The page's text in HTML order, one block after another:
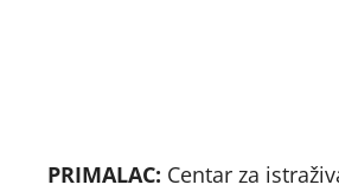
PRIMALAC: Centar za